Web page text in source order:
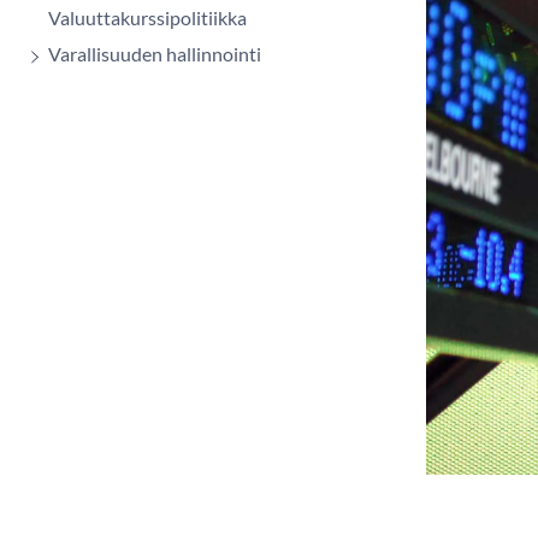
Valuuttakurssipolitiikka
Varallisuuden hallinnointi